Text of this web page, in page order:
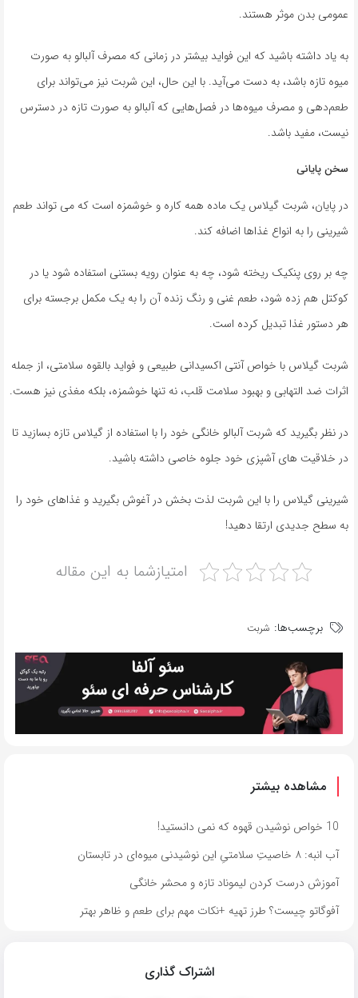
عمومی بدن موثر هستند.
به یاد داشته باشید که این فواید بیشتر در زمانی که مصرف آلبالو به صورت
میوه تازه باشد، به دست می‌آید. با این حال، این شربت نیز می‌تواند برای
طعم‌دهی و مصرف میوه‌ها در فصل‌هایی که آلبالو به صورت تازه در دسترس
نیست، مفید باشد.
سخن پایانی
در پایان، شربت گیلاس یک ماده همه کاره و خوشمزه است که می تواند طعم
شیرینی را به انواع غذاها اضافه کند.
چه بر روی پنکیک ریخته شود، چه به عنوان رویه بستنی استفاده شود یا در
کوکتل هم زده شود، طعم غنی و رنگ زنده آن را به یک مکمل برجسته برای
هر دستور غذا تبدیل کرده است.
شربت گیلاس با خواص آنتی اکسیدانی طبیعی و فواید بالقوه سلامتی، از جمله
اثرات ضد التهابی و بهبود سلامت قلب، نه تنها خوشمزه، بلکه مغذی نیز هست.
در نظر بگیرید که شربت آلبالو خانگی خود را با استفاده از گیلاس تازه بسازید تا
در خلاقیت های آشپزی خود جلوه خاصی داشته باشید.
شیرینی گیلاس را با این شربت لذت بخش در آغوش بگیرید و غذاهای خود را
به سطح جدیدی ارتقا دهید!
امتیازشما به این مقاله
برچسب‌ها: شربت
مشاهده بیشتر
10 خواص نوشیدن قهوه که نمی دانستید!
آب انبه: ۸ خاصیتِ سلامتیِ این نوشیدنی میوه‌ای در تابستان
آموزش درست کردن لیموناد تازه و محشر خانگی
آفوگاتو چیست؟ طرز تهیه +نکات مهم برای طعم و ظاهر بهتر
اشتراک گذاری